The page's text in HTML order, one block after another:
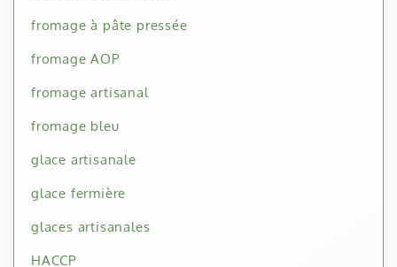
fromage à pâte pressée
fromage AOP
fromage artisanal
fromage bleu
glace artisanale
glace fermière
glaces artisanales
HACCP